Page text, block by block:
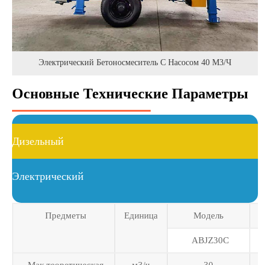
Электрический Бетоносмеситель С Насосом 40 М3/ч
Основные Технические Параметры
Дизельный
Электрический
Предметы Единица Модель
ABJZ30C